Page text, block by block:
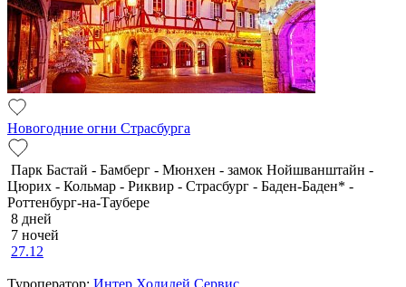
Новогодние огни Страсбурга
Парк Бастай - Бамберг - Мюнхен - замок Нойшванштайн -
Цюрих - Кольмар - Риквир - Страсбург - Баден-Баден* -
Роттенбург-на-Таубере
8 дней
7 ночей
27.12
Туроператор: Интер Холидей Сервис